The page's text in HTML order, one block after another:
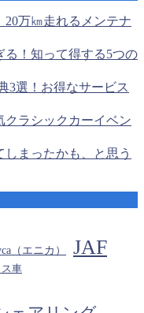
20万㎞走れるメンテナ
る！知って得する5つの
3選！お得なサービス
クラシックカーイベン
まったかも、と思う
（エニカ） JAF
車